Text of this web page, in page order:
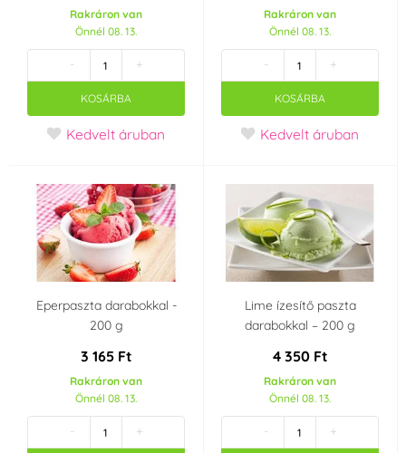
Rakráron van
Önnél 08. 13.
- +
KOSÁRBA
Kedvelt áruban
Rakráron van
Önnél 08. 13.
- +
KOSÁRBA
Kedvelt áruban
Eperpaszta darabokkal -
200 g
3 165 Ft
Rakráron van
Önnél 08. 13.
- +
Lime ízesítő paszta
darabokkal – 200 g
4 350 Ft
Rakráron van
Önnél 08. 13.
- +